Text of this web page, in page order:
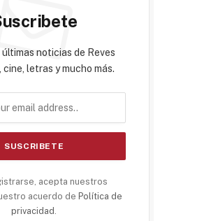
últimas noticias de Reves
cine, letras y mucho más.
acepta nuestros
acuerdo de Política de
privacidad